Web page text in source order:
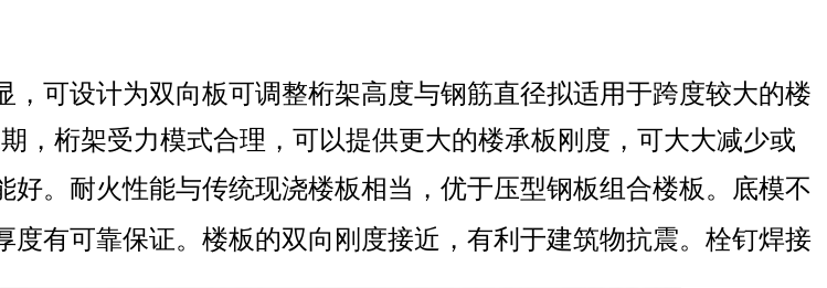
可设计为双向板可调整桁架高度与钢筋直径拟适用于跨度较大的楼
，桁架受力模式合理，可以提供更大的楼承板刚度，可大大减少或
。耐火性能与传统现浇楼板相当，优于压型钢板组合楼板。底模不
有可靠保证。楼板的双向刚度接近，有利于建筑物抗震。栓钉焊接